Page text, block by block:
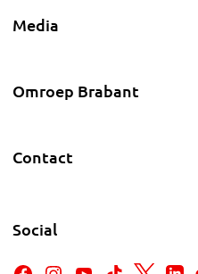
Media
Omroep Brabant
Contact
Social